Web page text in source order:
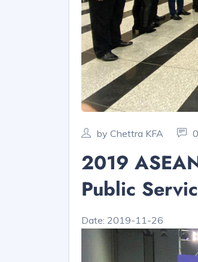
by Chettra KFA
2019
Public
Date: 2019-11-26